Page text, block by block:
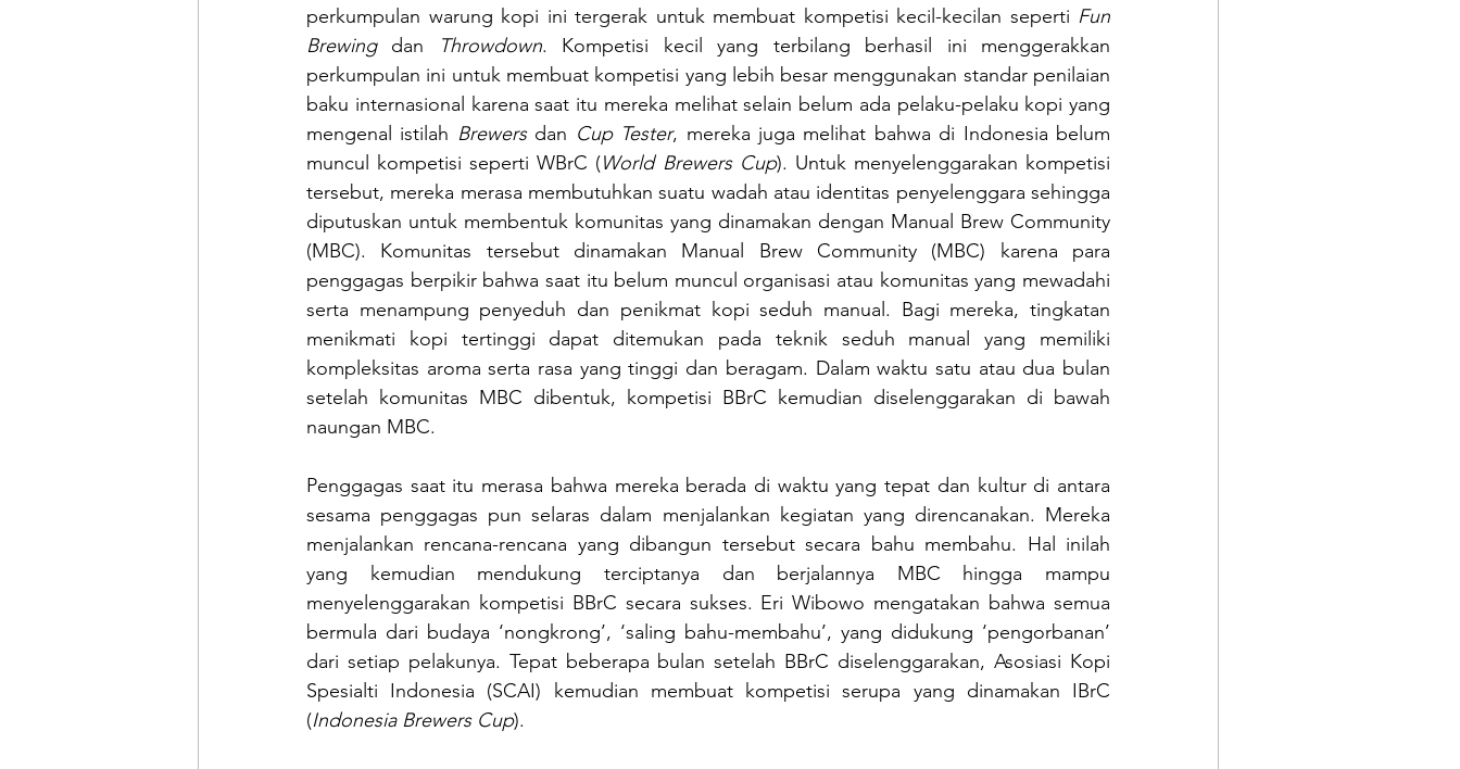
perkumpulan warung kopi ini tergerak untuk membuat kompetisi kecil-kecilan seperti Fun
Brewing dan Throwdown. Kompetisi kecil yang terbilang berhasil ini menggerakkan
perkumpulan ini untuk membuat kompetisi yang lebih besar menggunakan standar penilaian
baku internasional karena saat itu mereka melihat selain belum ada pelaku-pelaku kopi yang
mengenal istilah Brewers dan Cup Tester, mereka juga melihat bahwa di Indonesia belum
muncul kompetisi seperti WBrC (World Brewers Cup). Untuk menyelenggarakan kompetisi
tersebut, mereka merasa membutuhkan suatu wadah atau identitas penyelenggara sehingga
diputuskan untuk membentuk komunitas yang dinamakan dengan Manual Brew Community
(MBC). Komunitas tersebut dinamakan Manual Brew Community (MBC) karena para
penggagas berpikir bahwa saat itu belum muncul organisasi atau komunitas yang mewadahi
serta menampung penyeduh dan penikmat kopi seduh manual. Bagi mereka, tingkatan
menikmati kopi tertinggi dapat ditemukan pada teknik seduh manual yang memiliki
kompleksitas aroma serta rasa yang tinggi dan beragam. Dalam waktu satu atau dua bulan
setelah komunitas MBC dibentuk, kompetisi BBrC kemudian diselenggarakan di bawah
naungan MBC.
Penggagas saat itu merasa bahwa mereka berada di waktu yang tepat dan kultur di antara
sesama penggagas pun selaras dalam menjalankan kegiatan yang direncanakan. Mereka
menjalankan rencana-rencana yang dibangun tersebut secara bahu membahu. Hal inilah
yang kemudian mendukung terciptanya dan berjalannya MBC hingga mampu
menyelenggarakan kompetisi BBrC secara sukses. Eri Wibowo mengatakan bahwa semua
bermula dari budaya ‘nongkrong’, ‘saling bahu-membahu’, yang didukung ‘pengorbanan’
dari setiap pelakunya. Tepat beberapa bulan setelah BBrC diselenggarakan, Asosiasi Kopi
Spesialti Indonesia (SCAI) kemudian membuat kompetisi serupa yang dinamakan IBrC
(Indonesia Brewers Cup).